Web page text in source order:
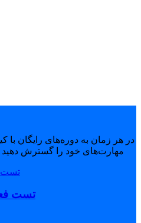
در هر زمان به دوره‌های رایگان با
مهارت‌های خود را گسترش دهید و
تست